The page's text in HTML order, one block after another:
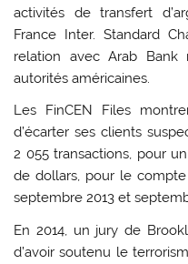
activités de transfert
France Inter. Standard
relation avec Arab Bank
autorités américaines.
Les FinCEN Files
d’écarter ses clients
2 055 transactions, pour
de dollars, pour le
septembre 2013 et
En 2014, un jury de
d’avoir soutenu le